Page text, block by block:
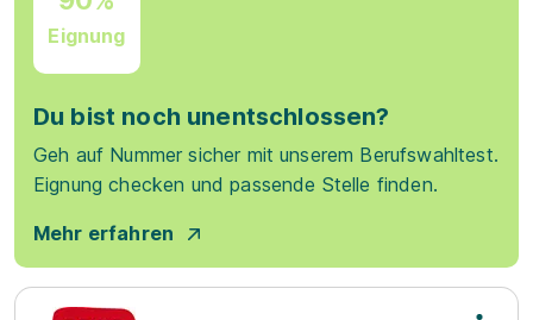
Eignung
Du bist noch unentschlossen?
Geh auf Nummer sicher mit unserem Berufswahltest.
Eignung checken und passende Stelle finden.
Mehr erfahren